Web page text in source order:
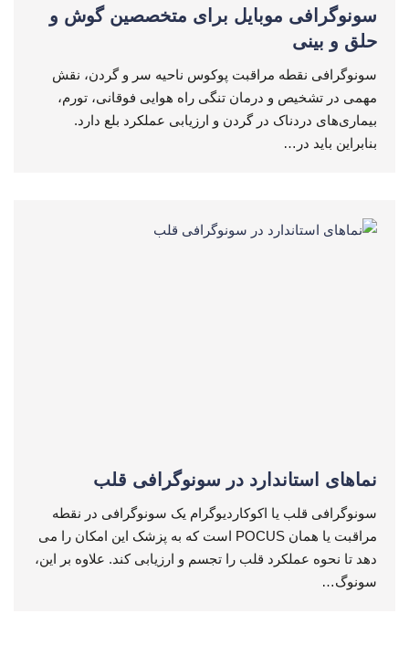
سونوگرافی موبایل برای متخصصین گوش و
حلق و بینی
سونوگرافی نقطه مراقبت پوکوس ناحیه سر و گردن، نقش
مهمی در تشخیص و درمان تنگی راه هوایی فوقانی، تورم،
بیماری‌های دردناک در گردن و ارزیابی عملکرد بلع دارد.
بنابراین باید در…
نماهای استاندارد در سونوگرافی قلب
سونوگرافی قلب یا اکوکاردیوگرام یک سونوگرافی در نقطه
مراقبت یا همان POCUS است که به پزشک این امکان را می
دهد تا نحوه عملکرد قلب را تجسم و ارزیابی کند. علاوه بر این،
سونوگ…